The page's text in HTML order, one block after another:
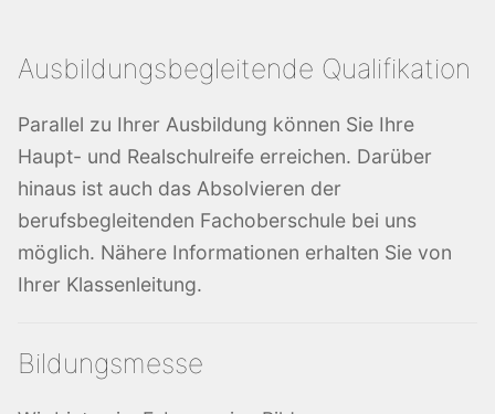
Ausbildungsbegleitende Qualifikation
Parallel zu Ihrer Ausbildung können Sie Ihre
Haupt- und Realschulreife erreichen. Darüber
hinaus ist auch das Absolvieren der
berufsbegleitenden Fachoberschule bei uns
möglich. Nähere Informationen erhalten Sie von
Ihrer Klassenleitung.
Bildungsmesse